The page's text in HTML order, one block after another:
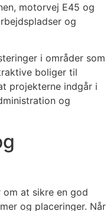
motorvej E45 og
og
i områder som
boliger til
projekterne indgår i
og
at sikre en god
og placeringer. Når